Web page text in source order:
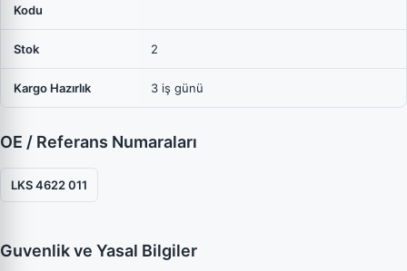
Kodu
Stok 2
Kargo Hazırlık 3 iş günü
OE / Referans Numaraları
LKS 4622 011
Guvenlik ve Yasal Bilgiler